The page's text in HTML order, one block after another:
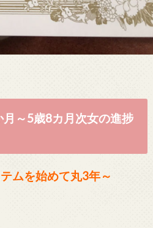
～5歳8カ月次女の進捗
ムを始めて丸3年～